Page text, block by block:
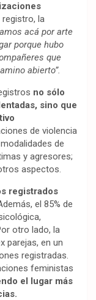
registro, la
acá por arte
porque hubo
que
abierto”.
no sólo
sino que
de violencia
de
y agresores;
aspectos.
registrados
el 85% de
otro lado, la
parejas, en un
registradas.
feministas
el lugar más